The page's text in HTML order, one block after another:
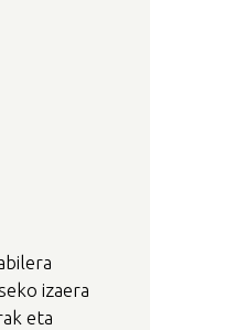
izaera
eta